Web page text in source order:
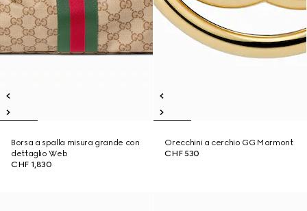
Borsa a spalla misura grande con
dettaglio Web
CHF 1,830
Orecchini a cerchio GG Marmont
CHF 530